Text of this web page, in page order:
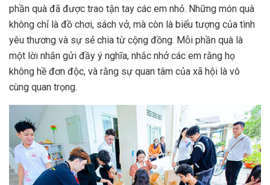
phần quà đã được trao tận tay các em nhỏ. Những món quà
không chỉ là đồ chơi, sách vở, mà còn là biểu tượng của tình
yêu thương và sự sẻ chia từ cộng đồng. Mỗi phần quà là
một lời nhắn gửi đầy ý nghĩa, nhắc nhở các em rằng họ
không hề đơn độc, và rằng sự quan tâm của xã hội là vô
cùng quan trọng.